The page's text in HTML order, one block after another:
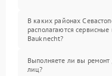
В каких районах
располагаются сервисные
Bauknecht?
Выполняете ли вы
лиц?